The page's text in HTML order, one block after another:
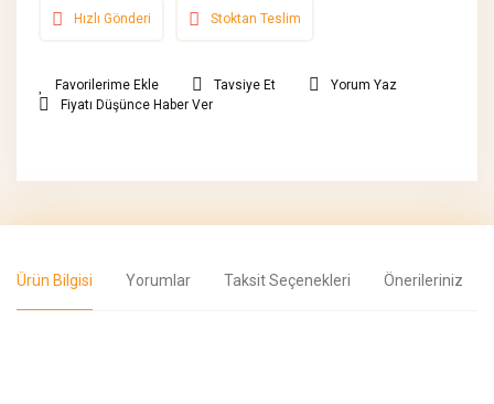
Hızlı Gönderi Stoktan Teslim
Tavsiye Et
Yorum Yaz
Fiyatı Düşünce Haber Ver
Ürün Bilgisi Yorumlar Taksit Seçenekleri Önerileriniz